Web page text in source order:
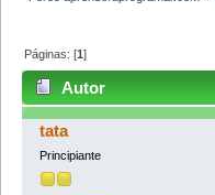
Páginas: [1]
Autor
tata
Principiante